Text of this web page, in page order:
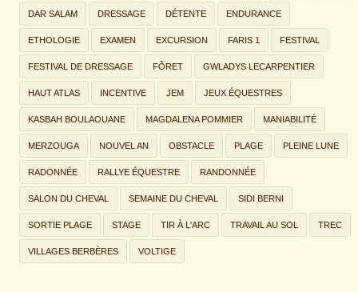
DAR SALAM DRESSAGE DÉTENTE ENDURANCE
ETHOLOGIE EXAMEN EXCURSION FARIS 1 FESTIVAL
FESTIVAL DE DRESSAGE FÔRET GWLADYS LECARPENTIER
HAUT ATLAS INCENTIVE JEM JEUX ÉQUESTRES
KASBAH BOULAOUANE MAGDALENA POMMIER MANIABILITÉ
MERZOUGA NOUVEL AN OBSTACLE PLAGE PLEINE LUNE
RADONNÉE RALLYE ÉQUESTRE RANDONNÉE
SALON DU CHEVAL SEMAINE DU CHEVAL SIDI BERNI
SORTIE PLAGE STAGE TIR À L'ARC TRAVAIL AU SOL TREC
VILLAGES BERBÈRES VOLTIGE